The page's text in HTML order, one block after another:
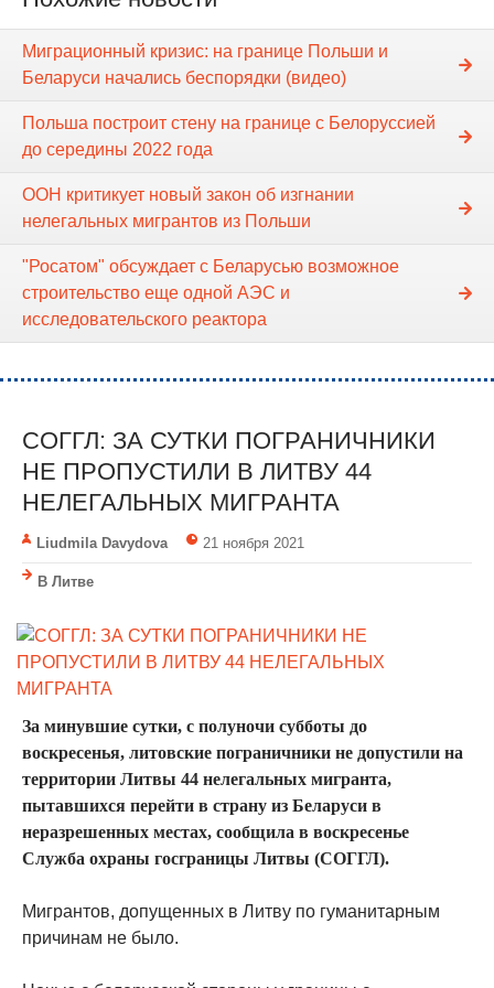
Миграционный кризис: на границе Польши и
Беларуси начались беспорядки (видео)
Польша построит стену на границе с Белоруссией
до середины 2022 года
ООН критикует новый закон об изгнании
нелегальных мигрантов из Польши
"Росатом" обсуждает с Беларусью возможное
строительство еще одной АЭС и
исследовательского реактора
СОГГЛ: ЗА СУТКИ ПОГРАНИЧНИКИ
НЕ ПРОПУСТИЛИ В ЛИТВУ 44
НЕЛЕГАЛЬНЫХ МИГРАНТА
Liudmila Davydova 21 ноября 2021
В Литве
За минувшие сутки, с полуночи субботы до
воскресенья, литовские пограничники не допустили на
территории Литвы 44 нелегальных мигранта,
пытавшихся перейти в страну из Беларуси в
неразрешенных местах, сообщила в воскресенье
Служба охраны госграницы Литвы (СОГГЛ).
Мигрантов, допущенных в Литву по гуманитарным
причинам не было.